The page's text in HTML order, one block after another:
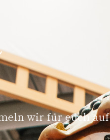
wir für euch auf